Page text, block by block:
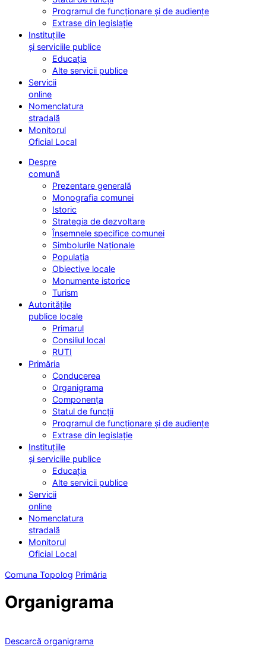
Programul de funcționare și de audiențe
Extrase din legislație
Instituțiile
și serviciile publice
Educația
Alte servicii publice
Servicii
online
Nomenclatura
stradală
Monitorul
Oficial Local
Despre
comună
Prezentare generală
Monografia comunei
Istoric
Strategia de dezvoltare
Însemnele specifice comunei
Simbolurile Naționale
Populația
Obiective locale
Monumente istorice
Turism
Autoritățile
publice locale
Primarul
Consiliul local
RUTI
Primăria
Conducerea
Organigrama
Componența
Statul de funcții
Programul de funcționare și de audiențe
Extrase din legislație
Instituțiile
și serviciile publice
Educația
Alte servicii publice
Servicii
online
Nomenclatura
stradală
Monitorul
Oficial Local
Comuna Topolog Primăria
Organigrama
Descarcă organigrama